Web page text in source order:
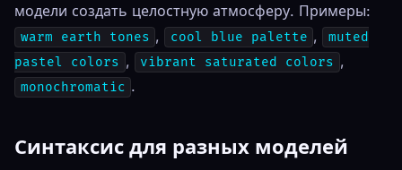
модели создать целостную атмосферу. Примеры:
warm earth tones , cool blue palette ,
muted
pastel colors , vibrant saturated colors ,
monochromatic .
Синтаксис для разных моделей